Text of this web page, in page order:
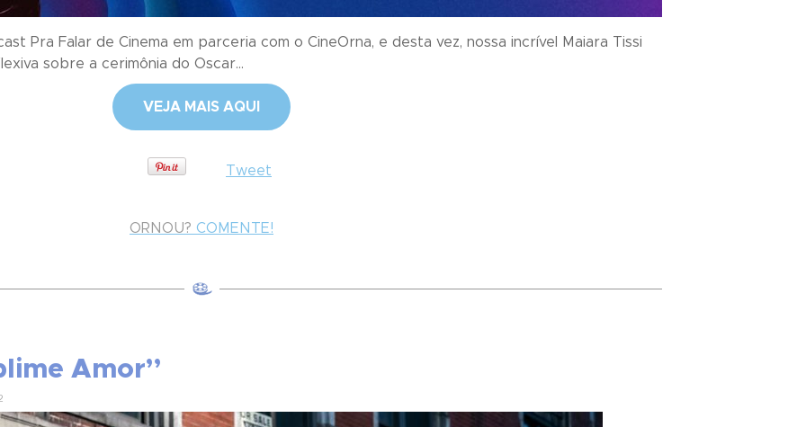
Pra Falar de Cinema em parceria com o CineOrna, e desta vez, nossa incrível Maiara Tissi
sobre a cerimônia do Oscar...
VEJA MAIS AQUI
Tweet
ORNOU? COMENTE!
Amor”